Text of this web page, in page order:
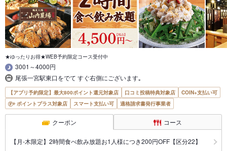
★ゆったりお得★WEB予約限定コース受付中
3001～4000円
尾張一宮駅東口をでて すぐ右側にございます｡
【アプリ予約限定】最大800ポイント還元対象店 口コミ投稿特典対象店
COIN+支払い可
ポイントプラス対象店
スマート支払い可 適格請求書発行事業者
クーポン コース
【月‐木限定】2時間食べ飲み放題お1人様につき200円OFF【区分22】